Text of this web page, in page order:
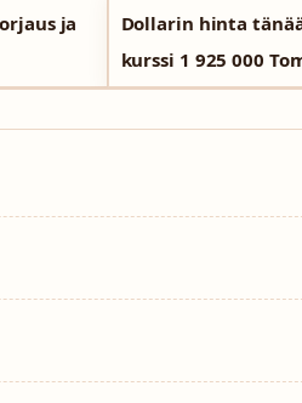
ja
Dollarin hinta
kurssi 1 925 000